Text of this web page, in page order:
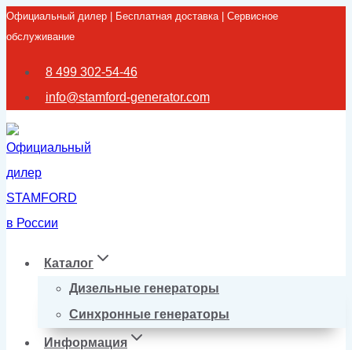
Перейти
к
содержимому
Официальный дилер | Бесплатная доставка | Сервисное
обслуживание
8 499 302-54-46
info@stamford-generator.com
Каталог
Дизельные генераторы
Синхронные генераторы
Информация